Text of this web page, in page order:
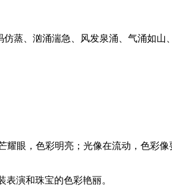
蒸、汹涌湍急、风发泉涌、气涌如
眼，色彩明亮；光像在流动，色彩
演和珠宝的色彩艳丽。